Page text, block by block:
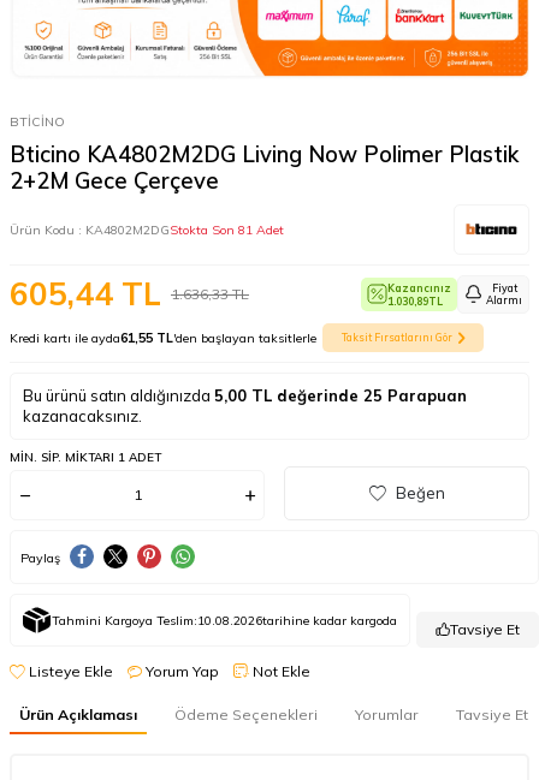
BTİCİNO
Bticino KA4802M2DG Living Now Polimer Plastik
2+2M Gece Çerçeve
Ürün Kodu : KA4802M2DGStokta Son 81 Adet
1.636,33TL
605,44 TL
Kazancınız
1.030,89TL
Fiyat
Alarmı
Kredi kartı ile ayda61,55 TL'den başlayan taksitlerle Taksit Fırsatlarını Gör
Bu ürünü satın aldığınızda 5,00 TL değerinde 25 Parapuan
kazanacaksınız.
MIN. SIP. MIKTARI 1 ADET
Beğen
Paylaş
Tahmini Kargoya Teslim:10.08.2026tarihine kadar kargoda Tavsiye Et
Listeye Ekle Yorum Yap Not Ekle
Ürün Açıklaması Ödeme Seçenekleri Yorumlar Tavsiye Et